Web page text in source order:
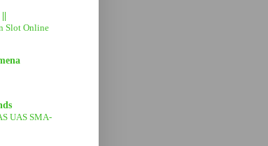
|| مدونة ماشي صح ||
Slot Online
UAS SMA-